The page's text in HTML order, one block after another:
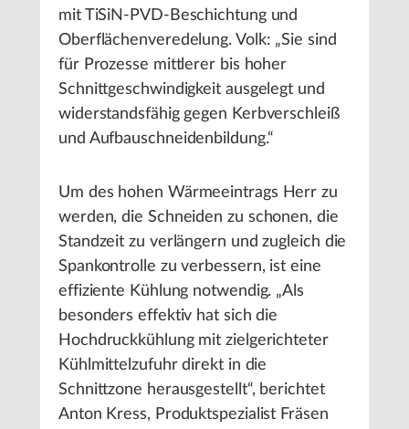
mit TiSiN-PVD-Beschichtung und
Oberflächenveredelung. Volk: „Sie sind
für Prozesse mittlerer bis hoher
Schnittgeschwindigkeit ausgelegt und
widerstandsfähig gegen Kerbverschleiß
und Aufbauschneidenbildung.“
Um des hohen Wärmeeintrags Herr zu
werden, die Schneiden zu schonen, die
Standzeit zu verlängern und zugleich die
Spankontrolle zu verbessern, ist eine
effiziente Kühlung notwendig. „Als
besonders effektiv hat sich die
Hochdruckkühlung mit zielgerichteter
Kühlmittelzufuhr direkt in die
Schnittzone herausgestellt“, berichtet
Anton Kress, Produktspezialist Fräsen